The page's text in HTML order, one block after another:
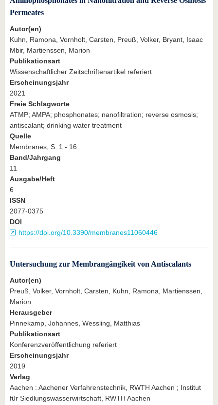
Permeates
Autor(en)
Kuhn, Ramona, Vornholt, Carsten, Preuß, Volker, Bryant, Isaac
Mbir, Martienssen, Marion
Publikationsart
Wissenschaftlicher Zeitschriftenartikel referiert
Erscheinungsjahr
2021
Freie Schlagworte
ATMP; AMPA; phosphonates; nanofiltration; reverse osmosis;
antiscalant; drinking water treatment
Quelle
Membranes, S. 1 - 16
Band/Jahrgang
11
Ausgabe/Heft
6
ISSN
2077-0375
DOI
https://doi.org/10.3390/membranes11060446
Untersuchung zur Membrangängikeit von Antiscalants
Autor(en)
Preuß, Volker, Vornholt, Carsten, Kuhn, Ramona, Martienssen,
Marion
Herausgeber
Pinnekamp, Johannes, Wessling, Matthias
Publikationsart
Konferenzveröffentlichung referiert
Erscheinungsjahr
2019
Verlag
Aachen : Aachener Verfahrenstechnik, RWTH Aachen ; Institut
für Siedlungswasserwirtschaft, RWTH Aachen